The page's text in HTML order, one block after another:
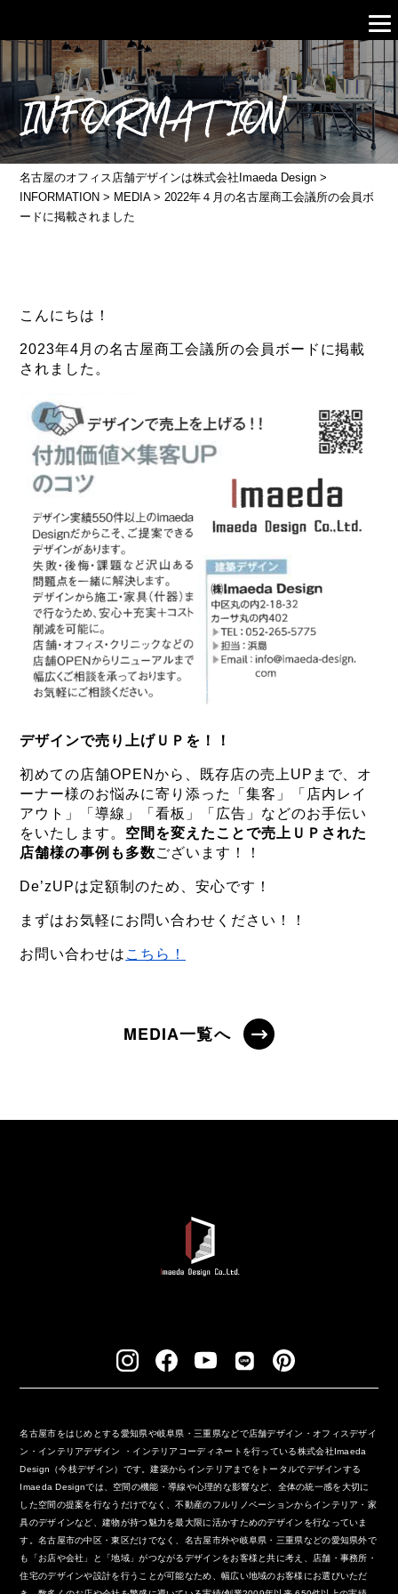
INFORMATION
名古屋のオフィス店舗デザインは株式会社Imaeda Design >
INFORMATION > MEDIA>2022年４月の名古屋商工会議所の会員ボ
ードに掲載されました
こんにちは！
2023年4月の名古屋商工会議所の会員ボードに掲載
されました。
デザインで売り上げＵＰを！！
初めての店舗OPENから、既存店の売上UPまで、オ
ーナー様のお悩みに寄り添った「集客」「店内レイ
アウト」「導線」「看板」「広告」などのお手伝い
をいたします。 空間を変えたことで売上ＵＰされた
店舗様の事例も多数ございます！！
De’zUPは定額制のため、安心です！
まずはお気軽にお問い合わせください！！
お問い合わせは こちら！
MEDIA一覧へ
名古屋市をはじめとする愛知県や岐阜県・三重県などで店舗デザイン・オフィスデザイ
ン・インテリアデザイン ・インテリアコーディネートを行っている株式会社Imaeda
Design（今枝デザイン）です。建築からインテリアまでをトータルでデザインする
Imaeda Designでは、空間の機能・導線や心理的な影響など、全体の統一感を大切に
した空間の提案を行なうだけでなく、不動産のフルリノベーションからインテリア・家
具のデザインなど、建物が持つ魅力を最大限に活かすためのデザインを行なっていま
す。名古屋市の中区・東区だけでなく、名古屋市外や岐阜県・三重県などの愛知県外で
も「お店や会社」と「地域」がつながるデザインをお客様と共に考え、店舗・事務所・
住宅のデザインや設計を行うことが可能なため、幅広い地域のお客様にお選びいただ